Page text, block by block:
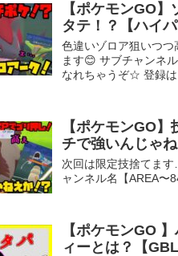
【ポケモンGO
タテ！？【ハイパ
色違いゾロア狙いつ
ます😊 サブチャンネ
なれちゃうぞ☆ 登録
【ポケモンGO
チで強いんじゃ
次回は限定技捨てま
ャンネル名【AREA〜
【ポケモンGO
ィーとは？【